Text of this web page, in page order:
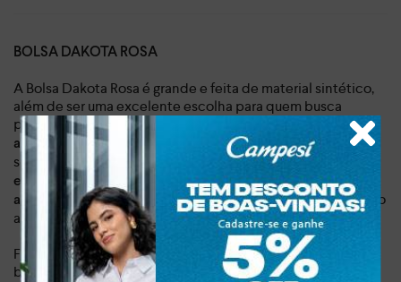
BOLSA DAKOTA ROSA
A Bolsa Dakota Rosa é grande e feita de material sintético,
além de ser uma excelente escolha para quem busca
praticidade e estilo em seu dia a dia.
Com alça curta e um
amplo espaço interno
, é perfeita para carregar todos os
seus itens essenciais com conforto e organização.
estética minimalista ganha destaque pelo pin metalizado
aplicado na superfície
, adicionando um charme especial ao
acessório.
Fabricada em material sintético de alta qualidade, esta
bolsa
é durável e resistente
, adequada para acompanhar